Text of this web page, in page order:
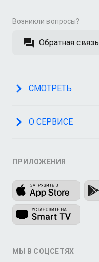
Возникли вопросы?
Обратная связь
СМОТРЕТЬ
О СЕРВИСЕ
ПРИЛОЖЕНИЯ
МЫ В СОЦСЕТЯХ